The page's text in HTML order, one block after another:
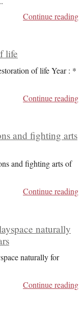
Continue reading
life
of life Year : *
Continue reading
and fighting arts
and fighting arts of
Continue reading
naturally
naturally for
Continue reading